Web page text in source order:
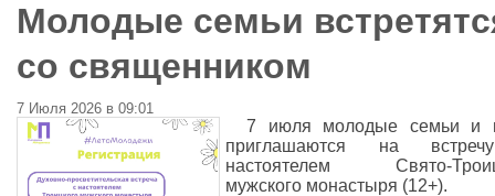
Молодые семьи
со священником
7 Июля 2026 в 09:01
7 июля молодые семьи и
приглашаются на
настоятелем Свято-
мужского монастыря (12+).